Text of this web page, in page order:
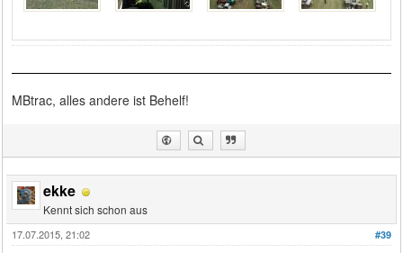
MBtrac, alles andere ist Behelf!
ekke
Kennt sich schon aus
#39
17.07.2015, 21:02